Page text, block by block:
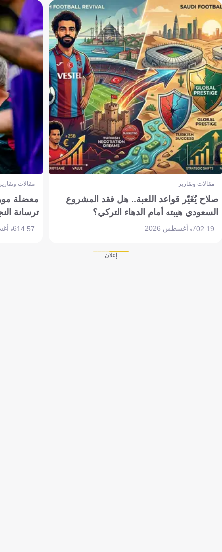
مقالات وتقارير
صلاح يُغَيّر قواعد اللعبة.. هل فقد المشروع
السعودي هيبته أمام الدهاء التركي؟
02:197 أغسطس 2026
مقالات
معضلة
ترسانة
14:576 أغسطس 2026
إعلان